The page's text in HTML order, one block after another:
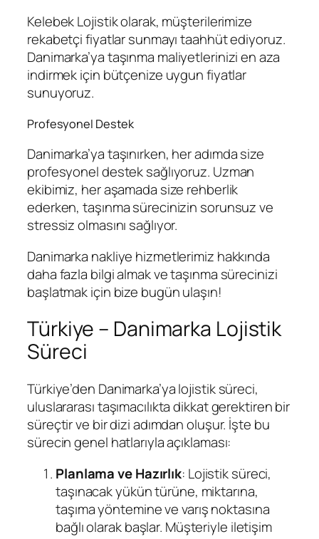
Kelebek Lojistik olarak, müşterilerimize
rekabetçi fiyatlar sunmayı taahhüt ediyoruz.
Danimarka’ya taşınma maliyetlerinizi en aza
indirmek için bütçenize uygun fiyatlar
sunuyoruz.
Profesyonel Destek
Danimarka’ya taşınırken, her adımda size
profesyonel destek sağlıyoruz. Uzman
ekibimiz, her aşamada size rehberlik
ederken, taşınma sürecinizin sorunsuz ve
stressiz olmasını sağlıyor.
Danimarka nakliye hizmetlerimiz hakkında
daha fazla bilgi almak ve taşınma sürecinizi
başlatmak için bize bugün ulaşın!
Türkiye – Danimarka Lojistik
Süreci
Türkiye’den Danimarka’ya lojistik süreci,
uluslararası taşımacılıkta dikkat gerektiren bir
süreçtir ve bir dizi adımdan oluşur. İşte bu
sürecin genel hatlarıyla açıklaması:
Planlama ve Hazırlık: Lojistik süreci,
taşınacak yükün türüne, miktarına,
taşıma yöntemine ve varış noktasına
bağlı olarak başlar. Müşteriyle iletişim